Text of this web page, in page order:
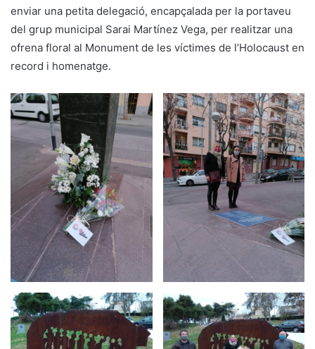
enviar una petita delegació, encapçalada per la portaveu
del grup municipal Sarai Martínez Vega, per realitzar una
ofrena floral al Monument de les víctimes de l’Holocaust en
record i homenatge.